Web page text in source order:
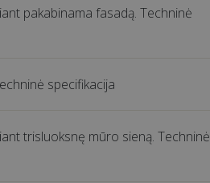
pakabinama fasadą. Techninė
specifikacija
trisluoksnę mūro sieną. Techninė